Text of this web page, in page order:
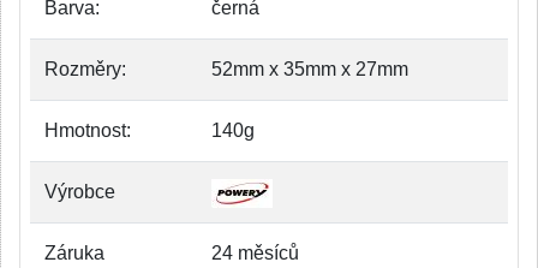
Barva: černá
Rozměry: 52mm x 35mm x 27mm
Hmotnost: 140g
Výrobce
Záruka 24 měsíců